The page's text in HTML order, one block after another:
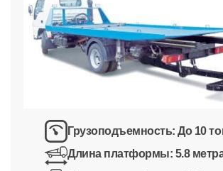
Грузоподъемность:До 10
Длина платформы: 5.8